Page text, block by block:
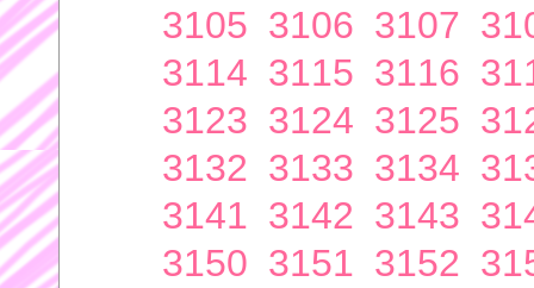
3105 3106 3107
3114 3115 3116
3123 3124 3125
3132 3133 3134
3141 3142 3143
3150 3151 3152